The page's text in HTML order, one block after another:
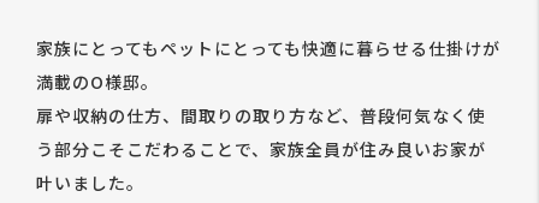
家族にとってもペットにとっても快適に暮らせる仕掛けが
満載のO様邸。
扉や収納の仕方、間取りの取り方など、普段何気なく使
う部分こそこだわることで、家族全員が住み良いお家が
叶いました。